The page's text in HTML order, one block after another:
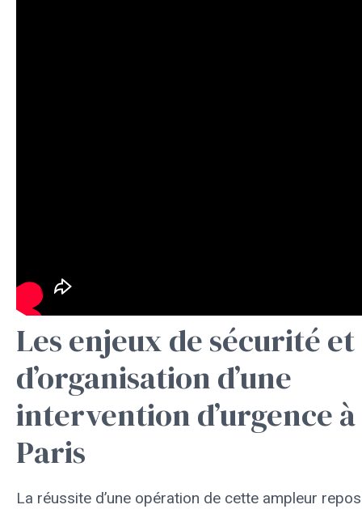
Les enjeux de sécurité et
d’organisation d’une
intervention d’urgence à
Paris
La réussite d’une opération de cette ampleur